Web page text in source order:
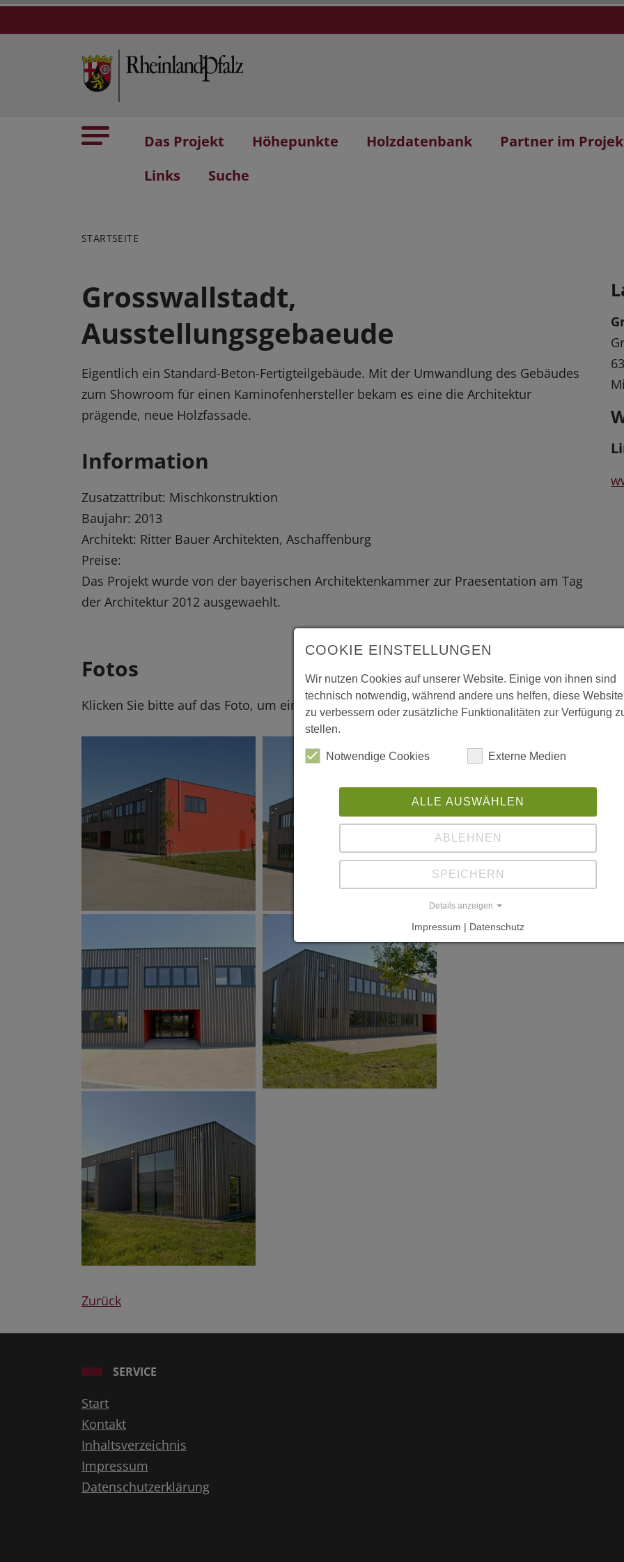
Das Projekt Höhepunkte Holzdatenbank
Partner im
Links
Suche
STARTSEITE
Grosswallstadt,
Ausstellungsgebaeude
Eigentlich ein Standard-Beton-Fertigteilgebäude. Mit der Umwandlung des Gebäudes
zum Showroom für einen Kaminofenhersteller bekam es eine die Architektur
prägende, neue Holzfassade.
Information
Zusatzattribut: Mischkonstruktion
Baujahr: 2013
Architekt: Ritter Bauer Architekten, Aschaffenburg
Preise:
Das Projekt wurde von der bayerischen Architektenkammer zur Praesentation am Tag
der Architektur 2012 ausgewaehlt.
Fotos
Klicken Sie bitte auf das Foto, um eine vergrößerte Darstellung zu erhalten.
Zurück
SERVICE
Start
Kontakt
Inhaltsverzeichnis
Impressum
Datenschutzerklärung
COOKIE EINSTELLUNGEN
Wir nutzen Cookies auf unserer Website. Einige von ihnen sind
technisch notwendig, während andere uns helfen, diese Website
zu verbessern oder zusätzliche Funktionalitäten zur Verfügung
stellen.
Notwendige Cookies Externe Medien
ALLE AUSWÄHLEN
ABLEHNEN
SPEICHERN
Details anzeigen
Impressum | Datenschutz